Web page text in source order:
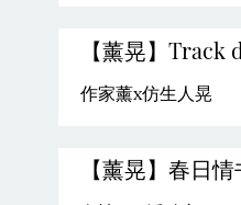
【薰晃】Track
作家薰x仿生人晃
【薰晃】春日